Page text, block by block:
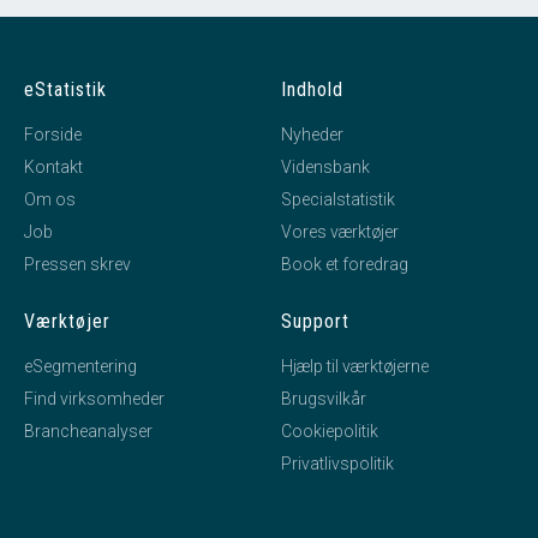
eStatistik
Forside
Kontakt
Om os
Job
Pressen skrev
Indhold
Nyheder
Vidensbank
Specialstatistik
Vores værktøjer
Book et foredrag
Værktøjer
eSegmentering
Find virksomheder
Brancheanalyser
Support
Hjælp til værktøjerne
Brugsvilkår
Cookiepolitik
Privatlivspolitik